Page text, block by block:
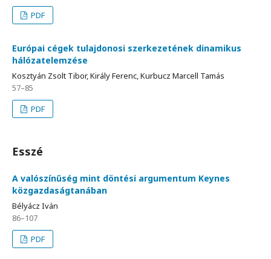
PDF
Európai cégek tulajdonosi szerkezetének dinamikus
hálózatelemzése
Kosztyán Zsolt Tibor, Király Ferenc, Kurbucz Marcell Tamás
57–85
PDF
Esszé
A valószínűség mint döntési argumentum Keynes
közgazdaságtanában
Bélyácz Iván
86–107
PDF